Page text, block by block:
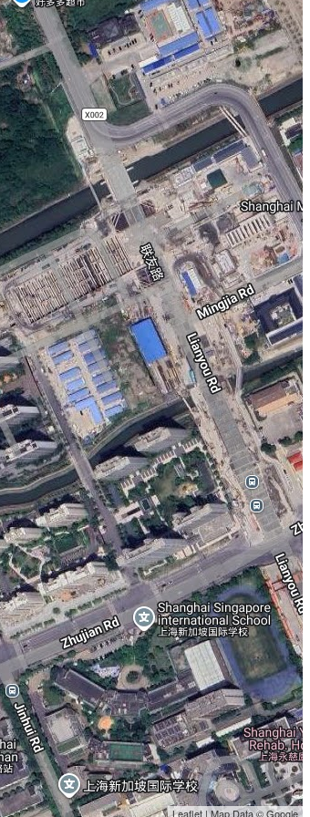
Leaflet | Map Data © Google